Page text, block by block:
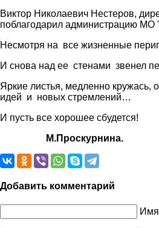
Виктор Николаевич Нестеров,
поблагодарил администрацию МО
Несмотря на все жизненные
И снова над ее стенами звенел
Яркие листья, медленно
идей и новых стремлений…
И пусть все хорошее сбудется!
М.Проскурнина.
Добавить комментарий
Имя